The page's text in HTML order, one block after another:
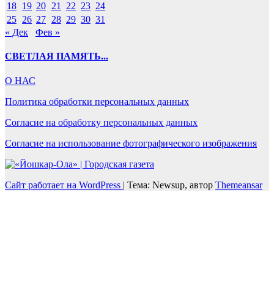
18 19 20 21 22 23 24
25 26 27 28 29 30 31
« Дек
Фев »
СВЕТЛАЯ ПАМЯТЬ...
О НАС
Политика обработки персональных данных
Согласие на обработку персональных данных
Согласие на использование фотографического изображения
Сайт работает на WordPress | Тема: Newsup, автор Themeansar